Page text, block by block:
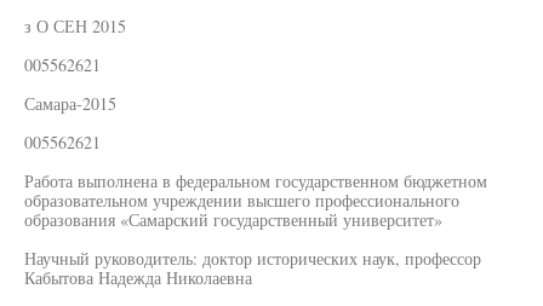
з О СЕН 2015
005562621
Самара-2015
005562621
Работа выполнена в федеральном государственном бюджетном
образовательном учреждении высшего профессионального
образования «Самарский государственный университет»
Научный руководитель: доктор исторических наук, профессор
Кабытова Надежда Николаевна